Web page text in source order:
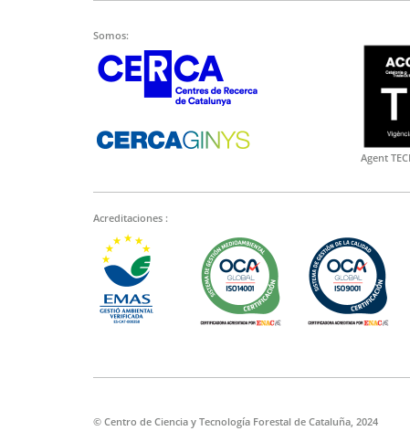
Somos:
Agent
Acreditaciones :
© Centro de Ciencia y Tecnología Forestal de Cataluña, 2024